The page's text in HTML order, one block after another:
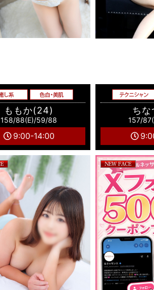
ももか(24)
158/88(E)/59/88
9:00-14:00
ち
157/